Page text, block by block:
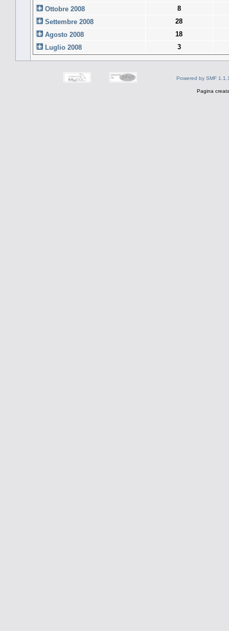
Ottobre 2008
8
Settembre 2008
28
Agosto 2008
18
Luglio 2008
3
Powered by SMF
Pagina